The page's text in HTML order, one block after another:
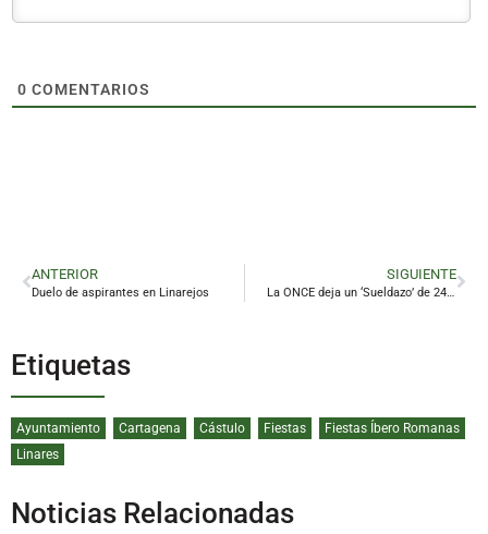
0 COMENTARIOS
ANTERIOR
Duelo de aspirantes en Linarejos
SIGUIENTE
La ONCE deja un ‘Sueldazo’ de 240.000 euros en Guarromán
Etiquetas
Ayuntamiento Cartagena Cástulo Fiestas
Fiestas Íbero Romanas
Linares
Noticias Relacionadas